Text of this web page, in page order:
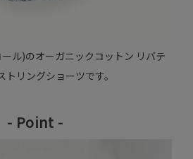
ル)のオーガニックコットン リバテ
リングショーツです。
- Point -